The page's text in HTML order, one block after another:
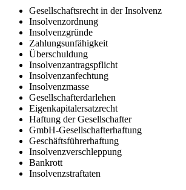
Gesellschaftsrecht in der Insolvenz
Insolvenzordnung
Insolvenzgründe
Zahlungsunfähigkeit
Überschuldung
Insolvenzantragspflicht
Insolvenzanfechtung
Insolvenzmasse
Gesellschafterdarlehen
Eigenkapitalersatzrecht
Haftung der Gesellschafter
GmbH-Gesellschafterhaftung
Geschäftsführerhaftung
Insolvenzverschleppung
Bankrott
Insolvenzstraftaten